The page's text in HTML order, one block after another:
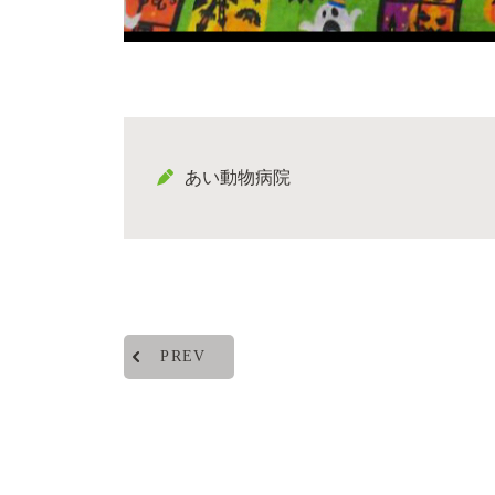
あい動物病院
PREV